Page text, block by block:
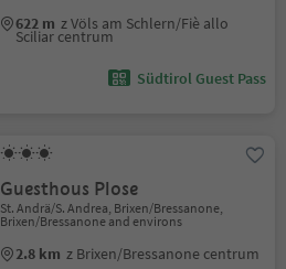
622 m z Völs am Schlern/Fiè allo
Sciliar centrum
Südtirol Guest Pass
Guesthous Plose
St. Andrä/S. Andrea, Brixen/Bressanone,
Brixen/Bressanone and environs
2.8 km z Brixen/Bressanone centrum